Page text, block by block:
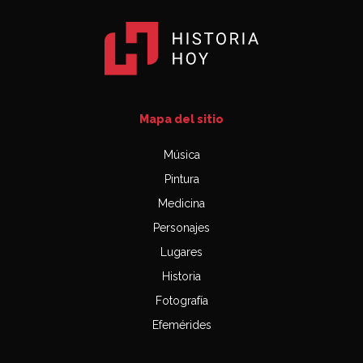
Mapa del sitio
Música
Pintura
Medicina
Personajes
Lugares
Historia
Fotografía
Efemérides